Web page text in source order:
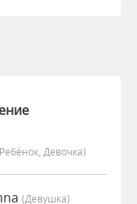
Девочка)
(девушка)